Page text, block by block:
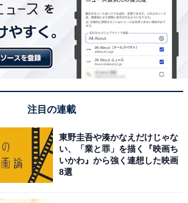
注目の連載
東野圭吾や湊かなえだけじゃな
い、「業と罪」を描く『映画ち
いかわ』から強く連想した映画
8選